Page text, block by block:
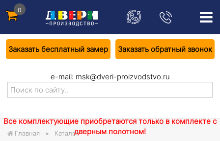
0
Заказать бесплатный замер Заказать обратный звонок
e-mail: msk@dveri-proizvodstvo.ru
Все комплектующие приобретаются только в комплекте с
дверным полотном!
Главная Каталог